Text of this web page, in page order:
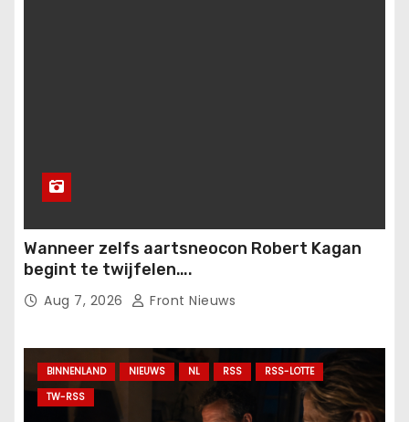
Wanneer zelfs aartsneocon Robert Kagan
begint te twijfelen….
Aug 7, 2026 Front Nieuws
BINNENLAND NIEUWS NL RSS
RSS-LOTTE
TW-RSS